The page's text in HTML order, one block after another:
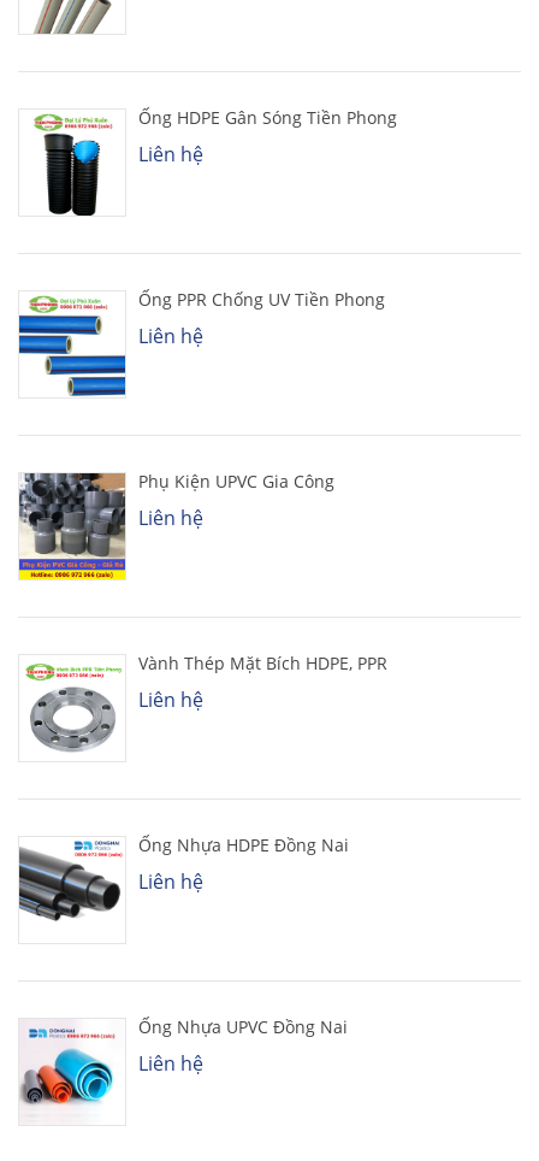
Ống HDPE Gân Sóng Tiền Phong
Liên hệ
Ống PPR Chống UV Tiền Phong
Liên hệ
Phụ Kiện UPVC Gia Công
Liên hệ
Vành Thép Mặt Bích HDPE, PPR
Liên hệ
Ống Nhựa HDPE Đồng Nai
Liên hệ
Ống Nhựa UPVC Đồng Nai
Liên hệ